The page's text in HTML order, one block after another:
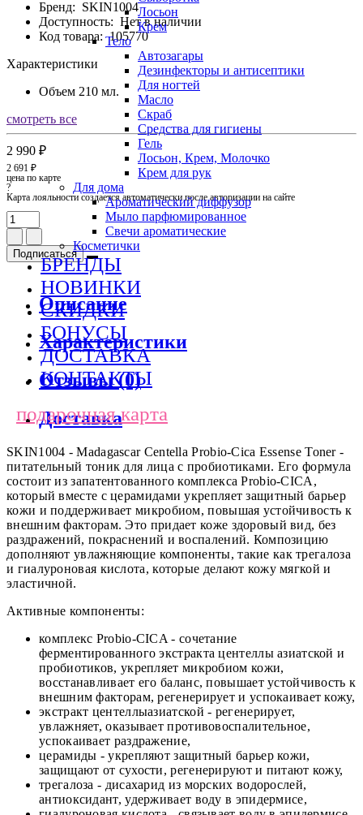
Лосьон
Крем
Тело
Автозагары
Дезинфекторы и антисептики
Для ногтей
Масло
Скраб
Средства для гигиены
Гель
Лосьон, Крем, Молочко
Крем для рук
Для дома
Ароматический диффузор
Мыло парфюмированное
Свечи ароматические
Косметички
БРЕНДЫ
НОВИНКИ
СКИДКИ
БОНУСЫ
ДОСТАВКА
КОНТАКТЫ
подарочная карта
Бренд: SKIN1004
Доступность: Нет в наличии
Код товара: 105770
Характеристики
Объем 210 мл.
смотреть все
2 990 ₽
2 691 ₽
цена по карте
?
Карта лояльности создается автоматически после авторизации на сайте
Подписаться
Описание
Характеристики
Отзывы (0)
Доставка
SKIN1004 - Madagascar Centella Probio-Cica Essense Toner -
питательный тоник для лица с пробиотиками. Его формула
состоит из запатентованного комплекса Probio-CICA,
который вместе с церамидами укрепляет защитный барьер
кожи и поддерживает микробиом, повышая устойчивость к
внешним факторам. Это придает коже здоровый вид, без
раздражений, покраснений и воспалений. Композицию
дополняют увлажняющие компоненты, такие как трегалоза
и гиалуроновая кислота, которые делают кожу мягкой и
эластичной.
Активные компоненты:
комплекс Probio-CICA - сочетание
ферментированного экстракта центеллы азиатской и
пробиотиков, укрепляет микробиом кожи,
восстанавливает его баланс, повышает устойчивость к
внешним факторам, регенерирует и успокаивает кожу,
экстракт центеллыазиатской - регенерирует,
увлажняет, оказывает противовоспалительное,
успокаивает раздражение,
церамиды - укрепляют защитный барьер кожи,
защищают от сухости, регенерируют и питают кожу,
трегалоза - дисахарид из морских водорослей,
антиоксидант, удерживает воду в эпидермисе,